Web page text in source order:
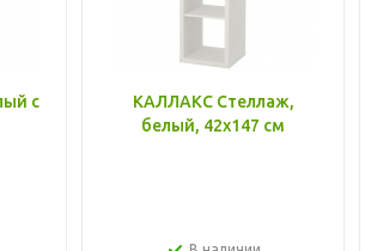
с
КАЛЛАКС Стеллаж,
белый, 42x147 см